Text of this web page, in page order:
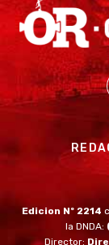
Edicion Nº 2214
la DNDA:
Director: